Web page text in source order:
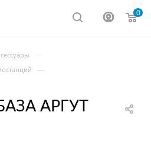
0
—
—
АРГУТ